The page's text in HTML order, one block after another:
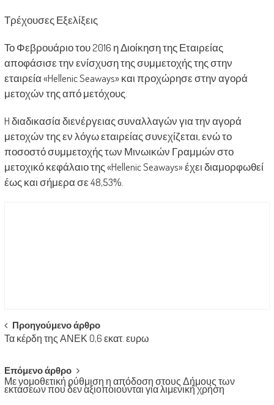
Τρέχουσες Εξελίξεις
Το Φεβρουάριο του 2016 η Διοίκηση της Εταιρείας
αποφάσισε την ενίσχυση της συμμετοχής της στην
εταιρεία «Hellenic Seaways» και προχώρησε στην αγορά
μετοχών της από μετόχους.
H διαδικασία διενέργειας συναλλαγών για την αγορά
μετοχών της εν λόγω εταιρείας συνεχίζεται, ενώ το
ποσοστό συμμετοχής των Μινωικών Γραμμών στο
μετοχικό κεφάλαιο της «Hellenic Seaways» έχει διαμορφωθεί
έως και σήμερα σε 48,53%.
Post
navigation
Προηγούμενο άρθρο
Τα κέρδη της ΑΝΕΚ 0,6 εκατ. ευρω
Επόμενο άρθρο
Με νομοθετική ρύθμιση η απόδοση στους Δήμους των
εκτάσεων που δεν αξιοποιούνται για λιμενική χρήση